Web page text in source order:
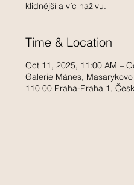
klidnější a víc naživu.
Time & Location
Oct 11, 2025, 11:00 AM –
Galerie Mánes,
110 00 Praha-Praha 1,